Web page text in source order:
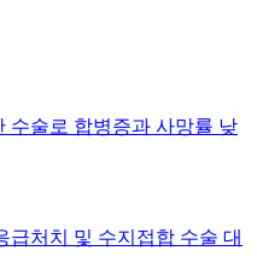
수술로 합병증과 사망률 낮
급처치 및 수지접합 수술 대